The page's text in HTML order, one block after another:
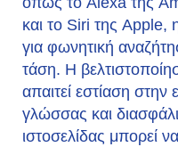
και το Siri της Apple,
για φωνητική
τάση. Η
απαιτεί εστίαση στην
γλώσσας και
ιστοσελίδας μπορεί